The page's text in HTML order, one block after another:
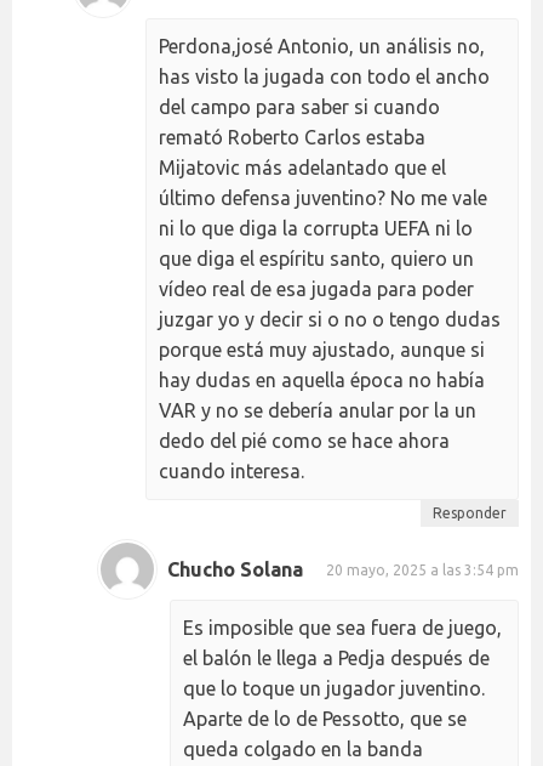
Perdona,josé Antonio, un análisis no,
has visto la jugada con todo el ancho
del campo para saber si cuando
remató Roberto Carlos estaba
Mijatovic más adelantado que el
último defensa juventino? No me vale
ni lo que diga la corrupta UEFA ni lo
que diga el espíritu santo, quiero un
vídeo real de esa jugada para poder
juzgar yo y decir si o no o tengo dudas
porque está muy ajustado, aunque si
hay dudas en aquella época no había
VAR y no se debería anular por la un
dedo del pié como se hace ahora
cuando interesa.
Responder
Chucho Solana 20 mayo, 2025 a las 3:54 pm
Es imposible que sea fuera de juego,
el balón le llega a Pedja después de
que lo toque un jugador juventino.
Aparte de lo de Pessotto, que se
queda colgado en la banda